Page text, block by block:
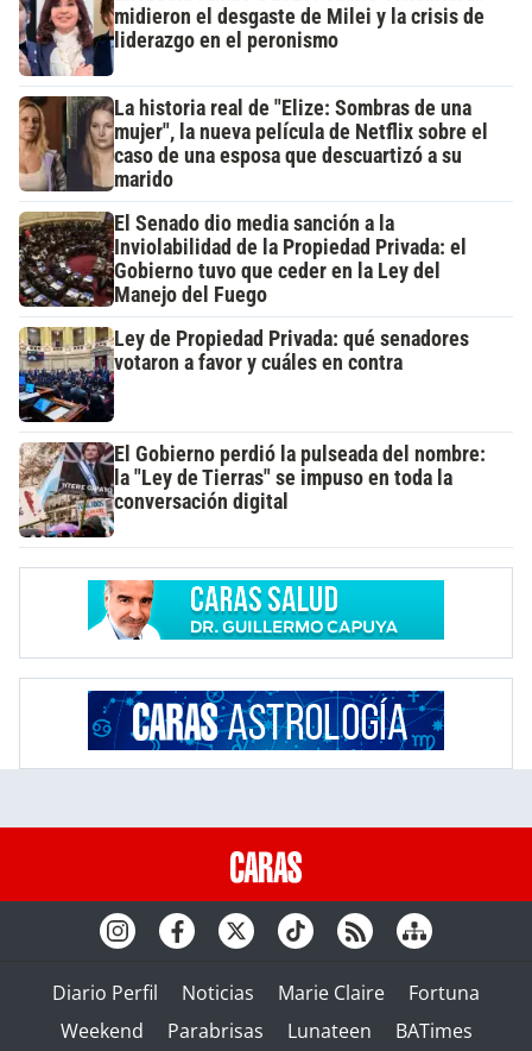
midieron el desgaste de Milei y la crisis de
liderazgo en el peronismo
La historia real de "Elize: Sombras de una
mujer", la nueva película de Netflix sobre el
caso de una esposa que descuartizó a su
marido
El Senado dio media sanción a la
Inviolabilidad de la Propiedad Privada: el
Gobierno tuvo que ceder en la Ley del
Manejo del Fuego
Ley de Propiedad Privada: qué senadores
votaron a favor y cuáles en contra
El Gobierno perdió la pulseada del nombre:
la "Ley de Tierras" se impuso en toda la
conversación digital
Diario Perfil Noticias Marie Claire
Fortuna
Weekend
Parabrisas Lunateen BATimes